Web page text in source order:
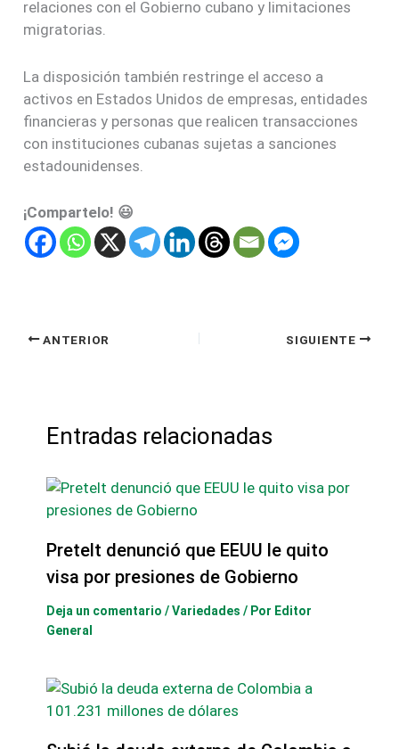
relaciones con el Gobierno cubano y limitaciones
migratorias.
La disposición también restringe el acceso a
activos en Estados Unidos de empresas, entidades
financieras y personas que realicen transacciones
con instituciones cubanas sujetas a sanciones
estadounidenses.
¡Compartelo! 😃
ANTERIOR SIGUIENTE
Entradas relacionadas
Pretelt denunció que EEUU le quito
visa por presiones de Gobierno
Deja un comentario /Variedades / Por Editor
General